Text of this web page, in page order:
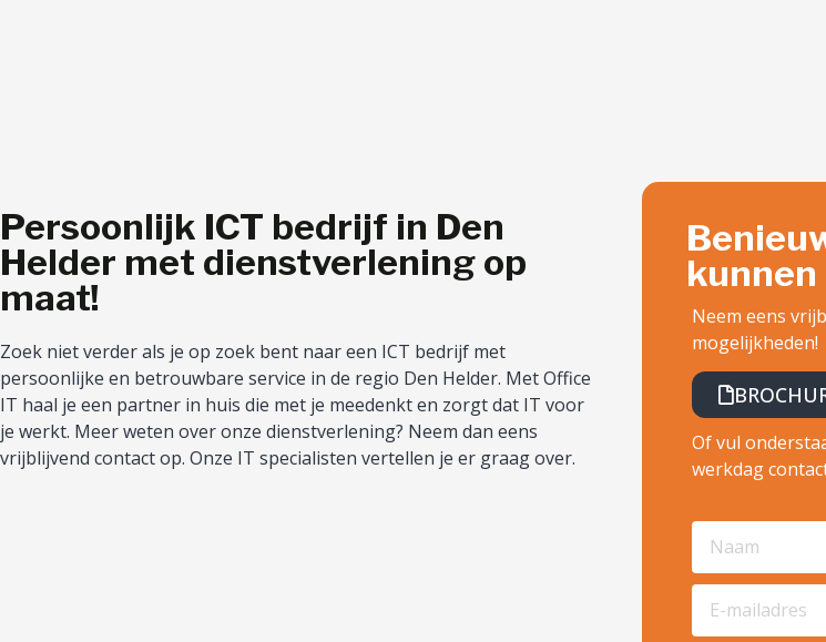
Persoonlijk ICT bedrijf in Den
Helder met dienstverlening op
maat!
Zoek niet verder als je op zoek bent naar een ICT bedrijf met
persoonlijke en betrouwbare service in de regio Den Helder. Met Office
IT haal je een partner in huis die met je meedenkt en zorgt dat IT voor
je werkt. Meer weten over onze dienstverlening? Neem dan eens
vrijblijvend contact op. Onze IT specialisten vertellen je er graag over.
Neem eens
mogelijkheden!
Of vul
werkdag